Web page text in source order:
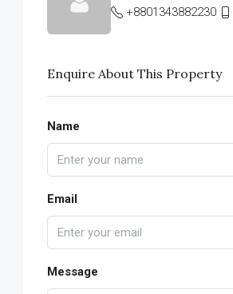
+8801343882230
Enquire About This Property
Name
Email
Message